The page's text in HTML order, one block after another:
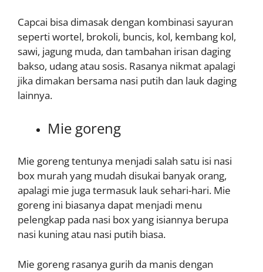
Capcai bisa dimasak dengan kombinasi sayuran
seperti wortel, brokoli, buncis, kol, kembang kol,
sawi, jagung muda, dan tambahan irisan daging
bakso, udang atau sosis. Rasanya nikmat apalagi
jika dimakan bersama nasi putih dan lauk daging
lainnya.
Mie goreng
Mie goreng tentunya menjadi salah satu isi nasi
box murah yang mudah disukai banyak orang,
apalagi mie juga termasuk lauk sehari-hari. Mie
goreng ini biasanya dapat menjadi menu
pelengkap pada nasi box yang isiannya berupa
nasi kuning atau nasi putih biasa.
Mie goreng rasanya gurih da manis dengan